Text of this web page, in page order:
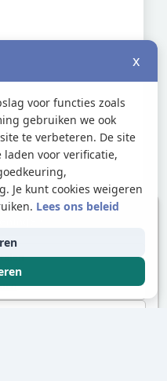
x
voor functies zoals
gebruiken we ook
te verbeteren. De site
laden voor verificatie,
Je kunt cookies weigeren
Lees ons beleid